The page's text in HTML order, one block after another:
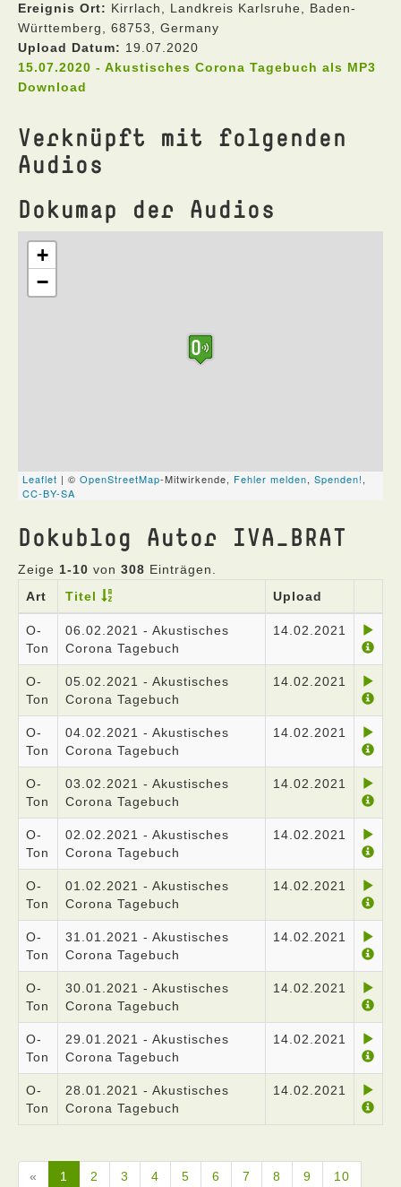
Ereignis Ort: Kirrlach, Landkreis Karlsruhe, Baden-
Württemberg, 68753, Germany
Upload Datum: 19.07.2020
15.07.2020 - Akustisches Corona Tagebuch als MP3
Download
Verknüpft mit folgenden
Audios
Dokumap der Audios
Dokublog Autor IVA_BRAT
Zeige 1-10 von 308 Einträgen.
Art
Titel Upload
O-
Ton
06.02.2021 - Akustisches
Corona Tagebuch
14.02.2021
O-
Ton
05.02.2021 - Akustisches
Corona Tagebuch
14.02.2021
O-
Ton
04.02.2021 - Akustisches
Corona Tagebuch
14.02.2021
O-
Ton
03.02.2021 - Akustisches
Corona Tagebuch
14.02.2021
O-
Ton
02.02.2021 - Akustisches
Corona Tagebuch
14.02.2021
O-
Ton
01.02.2021 - Akustisches
Corona Tagebuch
14.02.2021
O-
Ton
31.01.2021 - Akustisches
Corona Tagebuch
14.02.2021
O-
Ton
30.01.2021 - Akustisches
Corona Tagebuch
14.02.2021
O-
Ton
29.01.2021 - Akustisches
Corona Tagebuch
14.02.2021
O-
Ton
28.01.2021 - Akustisches
Corona Tagebuch
14.02.2021
« 1 2 3 4 5 6 7 8 9 10